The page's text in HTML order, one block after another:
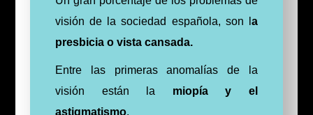
visión de la sociedad española, son la
presbicia o vista cansada.
Entre las primeras anomalías de la
visión están la miopía y el
astigmatismo.